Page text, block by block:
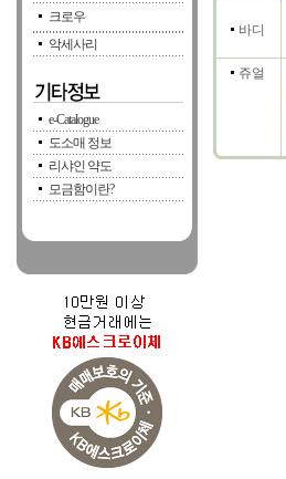
크로우
악세사리
e-Catalogue
도소매 정보
리샤인 약도
모금함이란?
바디
쥬얼